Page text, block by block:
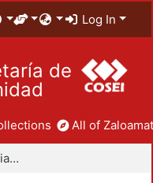
Log In
de
All of
División de Ciencias Sociales y Humanidades